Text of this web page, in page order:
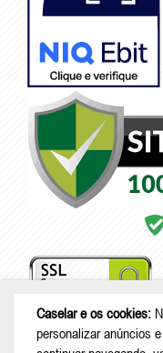
Caselar e os cookies:
personalizar anúncios